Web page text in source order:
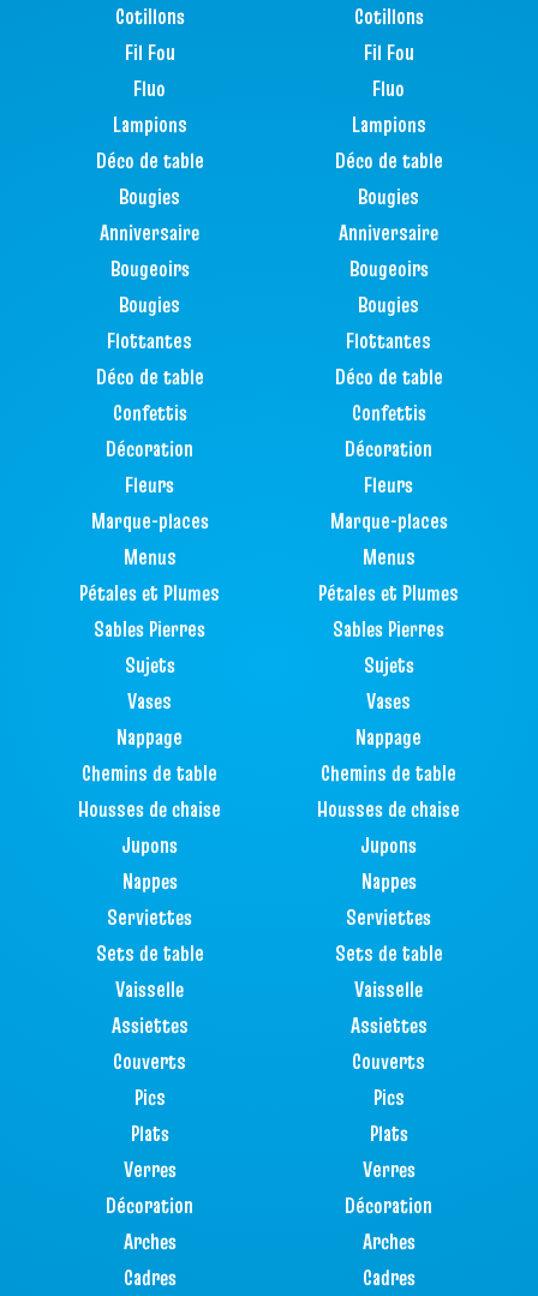
Cotillons
Fil Fou
Fluo
Lampions
Déco de table
Bougies
Anniversaire
Bougeoirs
Bougies
Flottantes
Déco de table
Confettis
Décoration
Fleurs
Marque-places
Menus
Pétales et Plumes
Sables Pierres
Sujets
Vases
Nappage
Chemins de table
Housses de chaise
Jupons
Nappes
Serviettes
Sets de table
Vaisselle
Assiettes
Couverts
Pics
Plats
Verres
Décoration
Arches
Cadres
Cotillons
Fil Fou
Fluo
Lampions
Déco de table
Bougies
Anniversaire
Bougeoirs
Bougies
Flottantes
Déco de table
Confettis
Décoration
Fleurs
Marque-places
Menus
Pétales et Plumes
Sables Pierres
Sujets
Vases
Nappage
Chemins de table
Housses de chaise
Jupons
Nappes
Serviettes
Sets de table
Vaisselle
Assiettes
Couverts
Pics
Plats
Verres
Décoration
Arches
Cadres